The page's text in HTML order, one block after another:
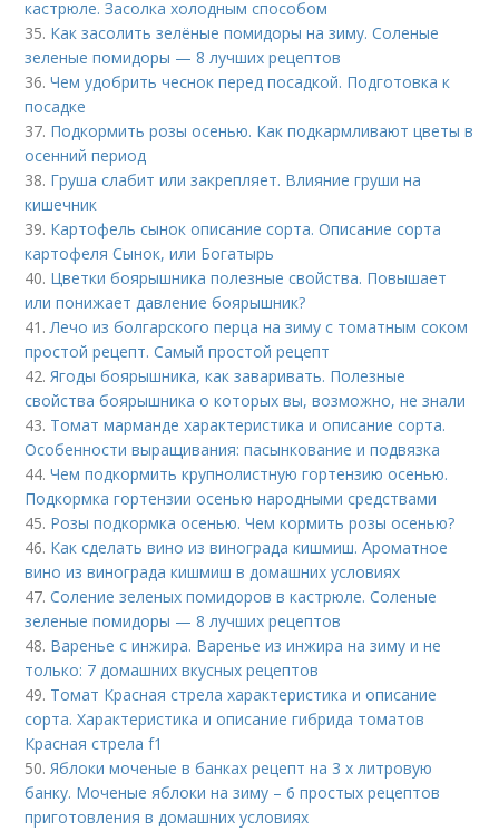
кастрюле. Засолка холодным способом
35. Как засолить зелёные помидоры на зиму. Соленые
зеленые помидоры — 8 лучших рецептов
36.Чем удобрить чеснок перед посадкой. Подготовка к
посадке
37. Подкормить розы осенью. Как подкармливают цветы в
осенний период
38. Груша слабит или закрепляет. Влияние груши на
кишечник
39. Картофель сынок описание сорта. Описание сорта
картофеля Сынок, или Богатырь
40. Цветки боярышника полезные свойства. Повышает
или понижает давление боярышник?
41.Лечо из болгарского перца на зиму с томатным соком
простой рецепт. Самый простой рецепт
42.Ягоды боярышника, как заваривать. Полезные
свойства боярышника о которых вы, возможно, не знали
43. Томат марманде характеристика и описание сорта.
Особенности выращивания: пасынкование и подвязка
44.Чем подкормить крупнолистную гортензию осенью.
Подкормка гортензии осенью народными средствами
45. Розы подкормка осенью. Чем кормить розы осенью?
46. Как сделать вино из винограда кишмиш. Ароматное
вино из винограда кишмиш в домашних условиях
47.Соление зеленых помидоров в кастрюле. Соленые
зеленые помидоры — 8 лучших рецептов
48. Варенье с инжира. Варенье из инжира на зиму и не
только: 7 домашних вкусных рецептов
49. Томат Красная стрела характеристика и описание
сорта. Характеристика и описание гибрида томатов
Красная стрела f1
50.Яблоки моченые в банках рецепт на 3 х литровую
банку. Моченые яблоки на зиму – 6 простых рецептов
приготовления в домашних условиях